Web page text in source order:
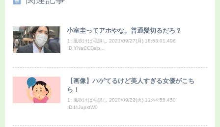
小室圭ってアホやな。普通髪切るだろ？
1: 風吹けば毛無し 2021/09/27(月) 18:53:01.496
ID:YNaCCDsip...
【画像】ハゲてるけど美人すぎる女優がこち
ら！
1: 風吹けば毛無し 2020/09/22(火) 11:44:55.450
ID:I4JupxtW0